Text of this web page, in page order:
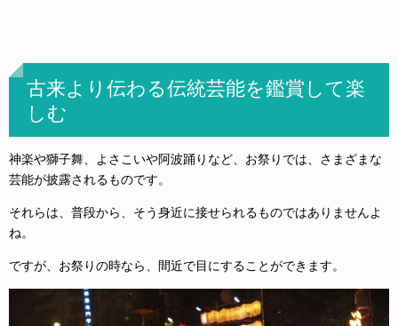
古来より伝わる伝統芸能を鑑賞して楽
しむ
神楽や獅子舞、よさこいや阿波踊りなど、お祭りでは、さまざまな
芸能が披露されるものです。
それらは、普段から、そう身近に接せられるものではありませんよ
ね。
ですが、お祭りの時なら、間近で目にすることができます。